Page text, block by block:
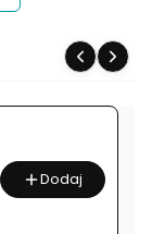
Dodaj